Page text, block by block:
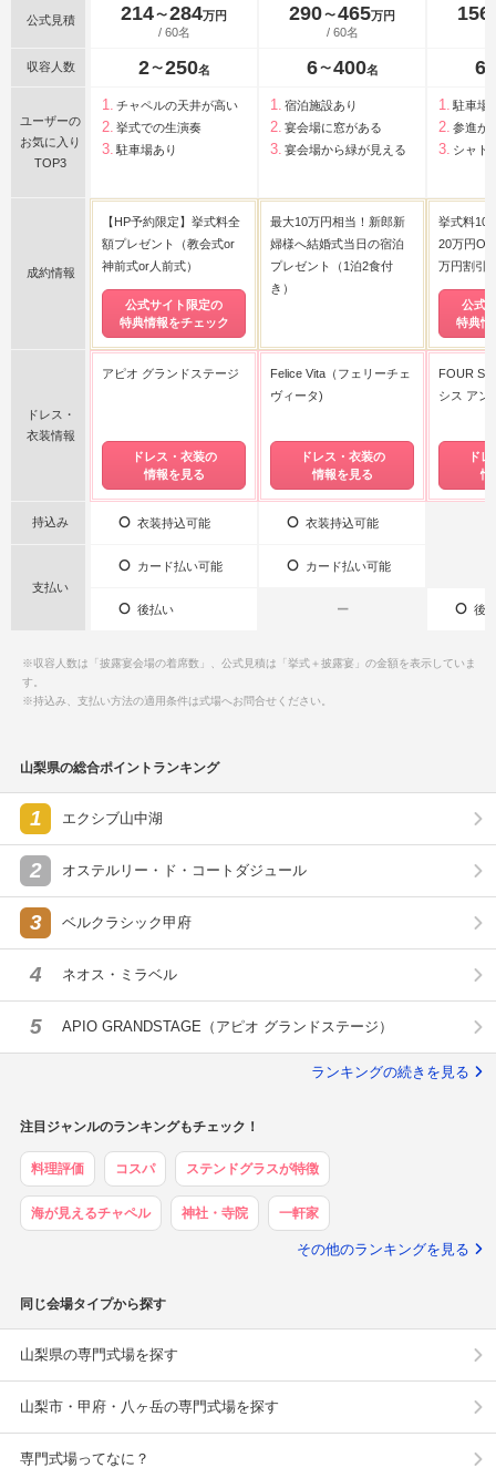
公式見積 214〜284万円
/ 60名
290〜465万円
/ 60名
156
収容人数 2 〜 250名 6 〜 400名 6
ユーザーの
お気に入り
TOP3
チャペルの天井が高い
挙式での生演奏
駐車場あり
宿泊施設あり
宴会場に窓がある
宴会場から緑が見える
駐車場
参進が
シャト
成約情報
【HP予約限定】挙式料全
額プレゼント（教会式or
神前式or人前式）
公式サイト限定の
特典情報をチェック
最大10万円相当！新郎新
婦様へ結婚式当日の宿泊
プレゼント（1泊2食付
き）
挙式料10
20万円
万円割引
公式
特典情
ドレス・
衣装情報
アピオ グランドステージ
ドレス・衣装の
情報を見る
Felice Vita（フェリーチェ
ヴィータ)
ドレス・衣装の
情報を見る
FOUR
シス アン
ド
情
持込み 衣装持込可能 衣装持込可能
支払い
カード払い可能 カード払い可能
後払い ー 後
※収容人数は「披露宴会場の着席数」、公式見積は「挙式＋披露宴」の金額を表示していま
す。
※持込み、支払い方法の適用条件は式場へお問合せください。
山梨県の総合ポイントランキング
1 エクシブ山中湖
2 オステルリー・ド・コートダジュール
3 ベルクラシック甲府
4 ネオス・ミラベル
5 APIO GRANDSTAGE（アピオ グランドステージ）
ランキングの続きを見る
注目ジャンルのランキングもチェック！
料理評価 コスパ ステンドグラスが特徴
海が見えるチャペル 神社・寺院 一軒家
その他のランキングを見る
同じ会場タイプから探す
山梨県の専門式場を探す
山梨市・甲府・八ヶ岳の専門式場を探す
専門式場ってなに？